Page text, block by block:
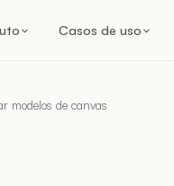
Casos de uso
modelos de canvas